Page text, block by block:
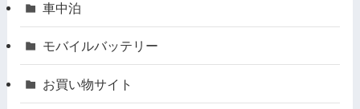
車中泊
モバイルバッテリー
お買い物サイト